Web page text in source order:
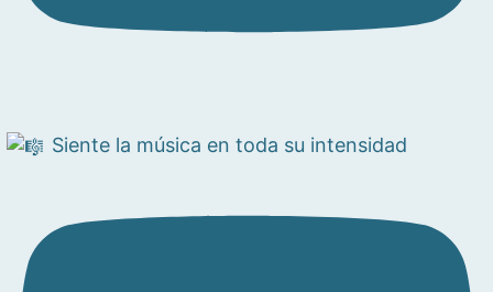
Siente la música en toda su intensidad